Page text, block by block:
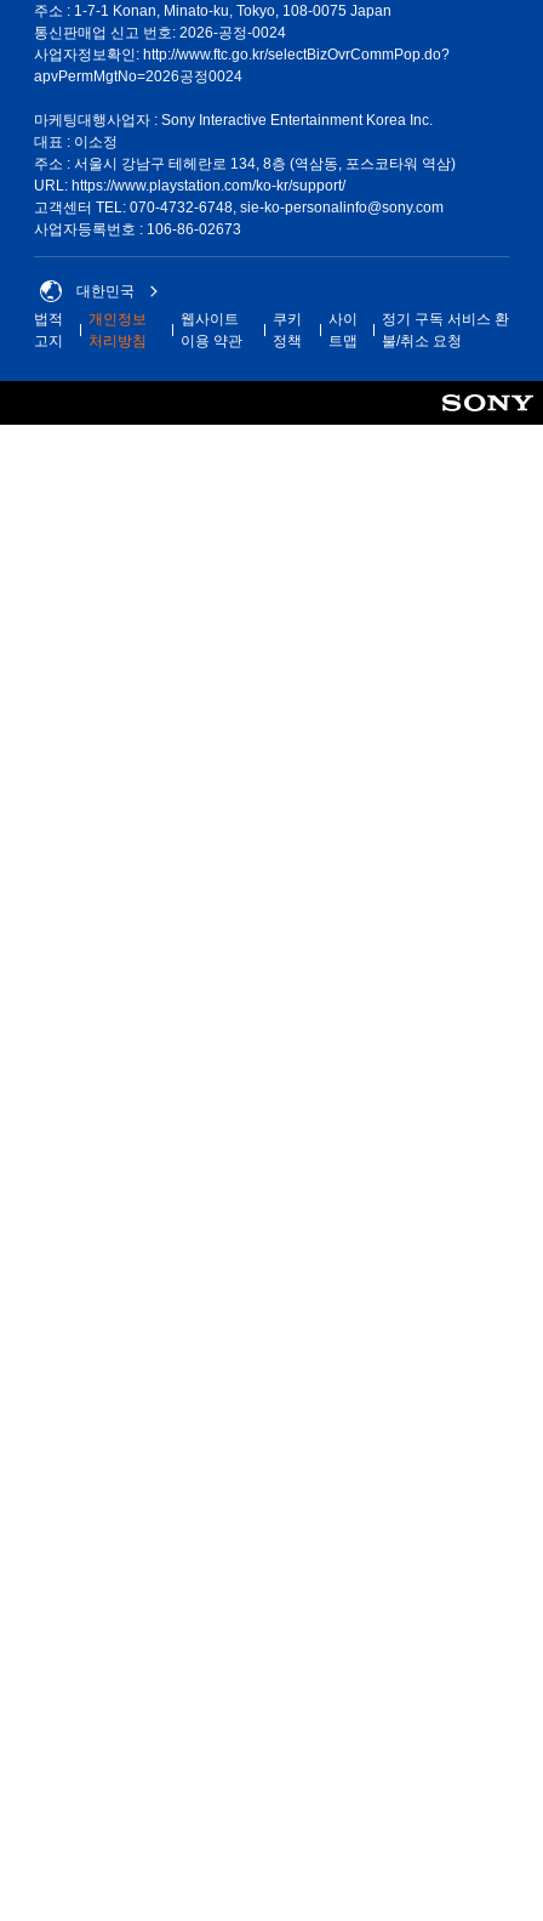
주소 : 1-7-1 Konan, Minato-ku, Tokyo, 108-0075 Japan
통신판매업 신고 번호: 2026-공정-0024
사업자정보확인: http://www.ftc.go.kr/selectBizOvrCommPop.do?
apvPermMgtNo=2026공정0024
마케팅대행사업자 : Sony Interactive Entertainment Korea Inc.
대표 : 이소정
주소 : 서울시 강남구 테헤란로 134, 8층 (역삼동, 포스코타워 역삼)
URL: https://www.playstation.com/ko-kr/support/
고객센터 TEL: 070-4732-6748, sie-ko-personalinfo@sony.com
사업자등록번호 : 106-86-02673
대한민국
법적
고지
개인정보
처리방침
웹사이트
이용 약관
쿠키
정책
사이
트맵
정기 구독 서비스 환
불/취소 요청